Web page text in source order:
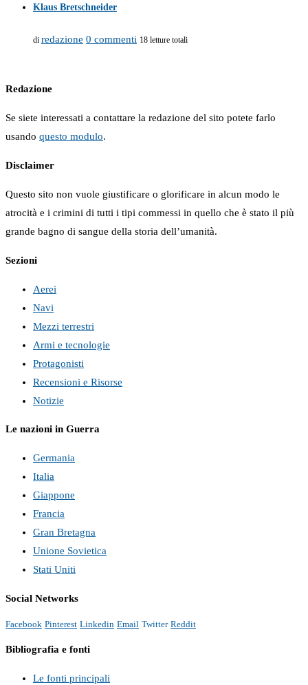
Klaus Bretschneider
di redazione 0 commenti 18 letture totali
Redazione
Se siete interessati a contattare la redazione del sito potete farlo
usando questo modulo.
Disclaimer
Questo sito non vuole giustificare o glorificare in alcun modo le
atrocità e i crimini di tutti i tipi commessi in quello che è stato il più
grande bagno di sangue della storia dell’umanità.
Sezioni
Aerei
Navi
Mezzi terrestri
Armi e tecnologie
Protagonisti
Recensioni e Risorse
Notizie
Le nazioni in Guerra
Germania
Italia
Giappone
Francia
Gran Bretagna
Unione Sovietica
Stati Uniti
Social Networks
Facebook Pinterest Linkedin Email Twitter Reddit
Bibliografia e fonti
Le fonti principali